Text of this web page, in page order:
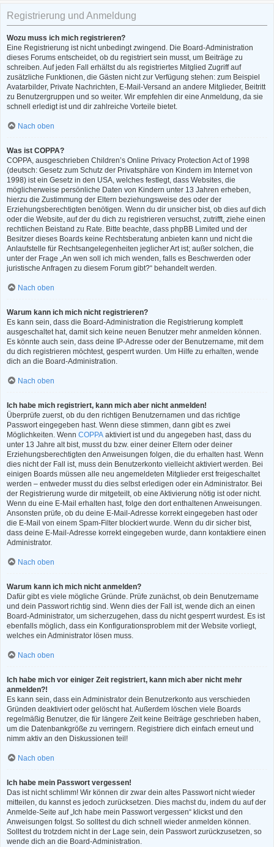
Registrierung und Anmeldung
Wozu muss ich mich registrieren?
Eine Registrierung ist nicht unbedingt zwingend. Die Board-Administration
dieses Forums entscheidet, ob du registriert sein musst, um Beiträge zu
schreiben. Auf jeden Fall erhältst du als registriertes Mitglied Zugriff auf
zusätzliche Funktionen, die Gästen nicht zur Verfügung stehen: zum Beispiel
Avatarbilder, Private Nachrichten, E-Mail-Versand an andere Mitglieder, Beitritt
zu Benutzergruppen und so weiter. Wir empfehlen dir eine Anmeldung, da sie
schnell erledigt ist und dir zahlreiche Vorteile bietet.
Nach oben
Was ist COPPA?
COPPA, ausgeschrieben Children’s Online Privacy Protection Act of 1998
(deutsch: Gesetz zum Schutz der Privatsphäre von Kindern im Internet von
1998) ist ein Gesetz in den USA, welches festlegt, dass Websites, die
möglicherweise persönliche Daten von Kindern unter 13 Jahren erheben,
hierzu die Zustimmung der Eltern beziehungsweise des oder der
Erziehungsberechtigten benötigen. Wenn du dir unsicher bist, ob dies auf dich
oder die Website, auf der du dich zu registrieren versuchst, zutrifft, ziehe einen
rechtlichen Beistand zu Rate. Bitte beachte, dass phpBB Limited und der
Besitzer dieses Boards keine Rechtsberatung anbieten kann und nicht die
Anlaufstelle für Rechtsangelegenheiten jeglicher Art ist; außer solchen, die
unter der Frage „An wen soll ich mich wenden, falls es Beschwerden oder
juristische Anfragen zu diesem Forum gibt?“ behandelt werden.
Nach oben
Warum kann ich mich nicht registrieren?
Es kann sein, dass die Board-Administration die Registrierung komplett
ausgeschaltet hat, damit sich keine neuen Benutzer mehr anmelden können.
Es könnte auch sein, dass deine IP-Adresse oder der Benutzername, mit dem
du dich registrieren möchtest, gesperrt wurden. Um Hilfe zu erhalten, wende
dich an die Board-Administration.
Nach oben
Ich habe mich registriert, kann mich aber nicht anmelden!
Überprüfe zuerst, ob du den richtigen Benutzernamen und das richtige
Passwort eingegeben hast. Wenn diese stimmen, dann gibt es zwei
Möglichkeiten. Wenn COPPA aktiviert ist und du angegeben hast, dass du
unter 13 Jahre alt bist, musst du bzw. einer deiner Eltern oder deiner
Erziehungsberechtigten den Anweisungen folgen, die du erhalten hast. Wenn
dies nicht der Fall ist, muss dein Benutzerkonto vielleicht aktiviert werden. Bei
einigen Boards müssen alle neu angemeldeten Mitglieder erst freigeschaltet
werden – entweder musst du dies selbst erledigen oder ein Administrator. Bei
der Registrierung wurde dir mitgeteilt, ob eine Aktivierung nötig ist oder nicht.
Wenn du eine E-Mail erhalten hast, folge den dort enthaltenen Anweisungen.
Ansonsten prüfe, ob du deine E-Mail-Adresse korrekt eingegeben hast oder
die E-Mail von einem Spam-Filter blockiert wurde. Wenn du dir sicher bist,
dass deine E-Mail-Adresse korrekt eingegeben wurde, dann kontaktiere einen
Administrator.
Nach oben
Warum kann ich mich nicht anmelden?
Dafür gibt es viele mögliche Gründe. Prüfe zunächst, ob dein Benutzername
und dein Passwort richtig sind. Wenn dies der Fall ist, wende dich an einen
Board-Administrator, um sicherzugehen, dass du nicht gesperrt wurdest. Es ist
ebenfalls möglich, dass ein Konfigurationsproblem mit der Website vorliegt,
welches ein Administrator lösen muss.
Nach oben
Ich habe mich vor einiger Zeit registriert, kann mich aber nicht mehr
anmelden?!
Es kann sein, dass ein Administrator dein Benutzerkonto aus verschieden
Gründen deaktiviert oder gelöscht hat. Außerdem löschen viele Boards
regelmäßig Benutzer, die für längere Zeit keine Beiträge geschrieben haben,
um die Datenbankgröße zu verringern. Registriere dich einfach erneut und
nimm aktiv an den Diskussionen teil!
Nach oben
Ich habe mein Passwort vergessen!
Das ist nicht schlimm! Wir können dir zwar dein altes Passwort nicht wieder
mitteilen, du kannst es jedoch zurücksetzen. Dies machst du, indem du auf der
Anmelde-Seite auf „Ich habe mein Passwort vergessen“ klickst und den
Anweisungen folgst. So solltest du dich schnell wieder anmelden können.
Solltest du trotzdem nicht in der Lage sein, dein Passwort zurückzusetzen, so
wende dich an die Board-Administration.